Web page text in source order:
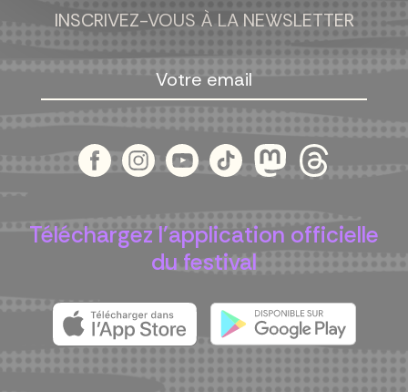
INSCRIVEZ-VOUS À LA NEWSLETTER
Téléchargez l'application officielle
du festival